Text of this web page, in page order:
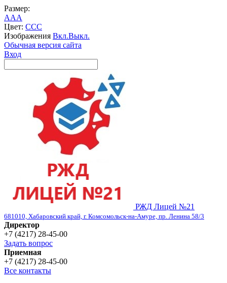
Размер:
AAA
Цвет: CCC
Изображения Вкл.Выкл.
Обычная версия сайта
Вход
РЖД Лицей №21
681010, Хабаровский край, г. Комсомольск-на-Амуре, пр. Ленина 58/3
Директор
+7 (4217) 28-45-00
Задать вопрос
Приемная
+7 (4217) 28-45-00
Все контакты